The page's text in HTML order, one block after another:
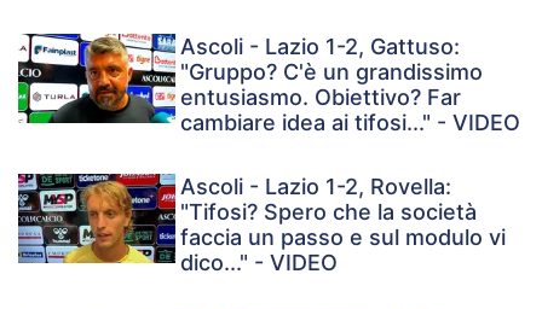
Ascoli - Lazio 1-2, Gattuso:
"Gruppo? C'è un grandissimo
entusiasmo. Obiettivo? Far
cambiare idea ai tifosi..." - VIDEO
Ascoli - Lazio 1-2, Rovella:
"Tifosi? Spero che la società
faccia un passo e sul modulo vi
dico..." - VIDEO